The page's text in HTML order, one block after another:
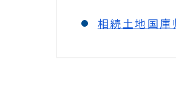
相続土地国庫